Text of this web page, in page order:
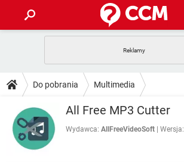
GRY WHATSAPP
SPOTIFY NETFLIX
INSTAGRAM FACEBOOK
WINDOWS 10
PORADY
PlayStation
GRY
SPOTIFY
DO POBRANIA
ANDROID TIKTOK
GRY
FORUM
Do pobrania Multimedia
All Free MP3 Cutter
Wydawca: AllFreeVideoSoft Wersja: